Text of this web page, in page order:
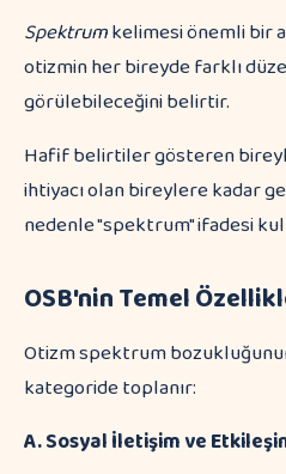
Spektrumkelimesi önemli bir
otizmin her bireyde farklı
görülebileceğini belirtir.
Hafif belirtiler gösteren
ihtiyacı olan bireylere kadar
nedenle "spektrum" ifadesi
OSB'nin Temel
Otizm spektrum
kategoride toplanır:
A. Sosyal İletişim ve